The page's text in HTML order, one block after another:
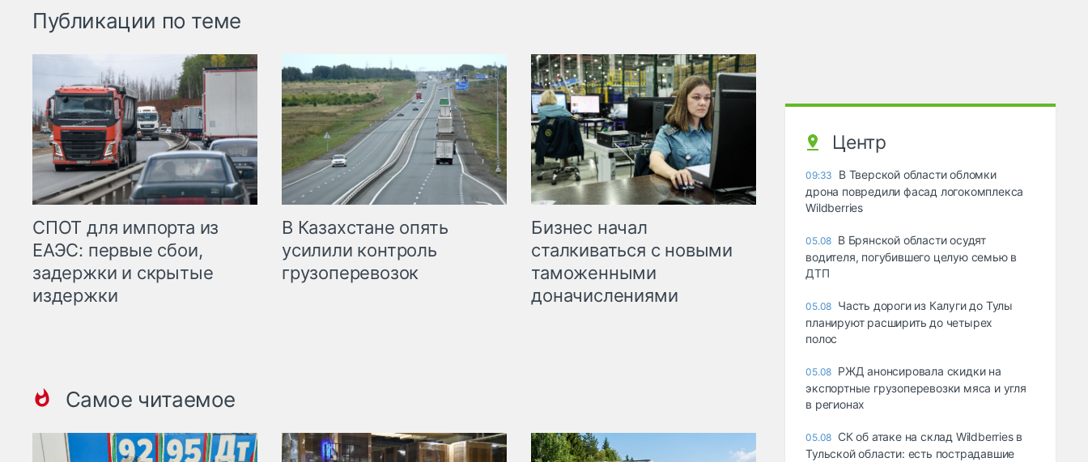
Публикации по теме
СПОТ для импорта из
ЕАЭС: первые сбои,
задержки и скрытые
издержки
В Казахстане опять
усилили контроль
грузоперевозок
Бизнес начал
сталкиваться с новыми
таможенными
доначислениями
Самое читаемое
Центр
09:33
В Тверской области обломки
дрона повредили фасад логокомплекса
Wildberries
05.08 В Брянской области осудят
водителя, погубившего целую семью в
ДТП
05.08 Часть дороги из Калуги до Тулы
планируют расширить до четырех
полос
05.08 РЖД анонсировала скидки на
экспортные грузоперевозки мяса и угля
в регионах
05.08 СК об атаке на склад Wildberries в
Тульской области: есть пострадавшие